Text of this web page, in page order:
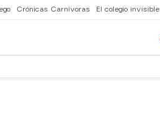
Crónicas Carnívoras El colegio invisible